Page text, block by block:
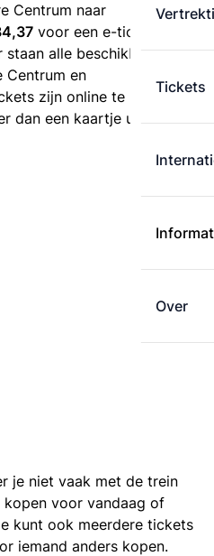
Tickets
Over
Centrum naar
voor een e-ticket
alle beschikbare
Centrum en
zijn online te koop. Een
dan een kaartje uit de
je niet vaak met de trein
voor vandaag of
kunt ook meerdere tickets
iemand anders kopen.